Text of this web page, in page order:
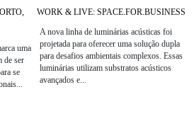
uma
de ser
se
WORK & LIVE: SPACE.FOR.BUSINESS
A nova linha de luminárias acústicas foi
projetada para oferecer uma solução dupla
para desafios ambientais complexos. Essas
luminárias utilizam substratos acústicos
avançados e...